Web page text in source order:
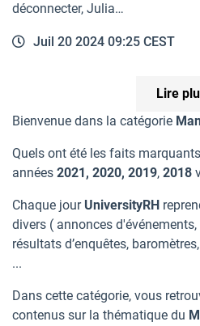
déconnecter, Julia…
Juil 20 2024 09:25 CEST
Lire
Bienvenue dans la catégorie
Quels ont été les faits
années 2021, 2020, 2019, 2018
Chaque jour UniversityRH
divers ( annonces
résultats d’enquêtes,
...
Dans cette catégorie, vous
contenus sur la thématique du